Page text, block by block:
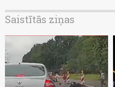
Saistītās ziņas